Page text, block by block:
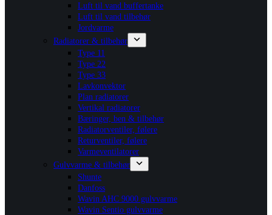
Luft til vand buffertanke
Luft til vand tilbehør
Jordvarme
Radiatorer & tilbehør
Type 11
Type 22
Type 33
Lavkonvektor
Plan radiatorer
Vertikal radiatorer
Bæringer, ben & tilbehør
Radiatorventiler, følere
Returventiler, følere
Varmeventilatorer
Gulvvarme & tilbehør
Shunte
Danfoss
Wavin AHC 9000 gulvvarme
Wavin Sentio gulvvarme